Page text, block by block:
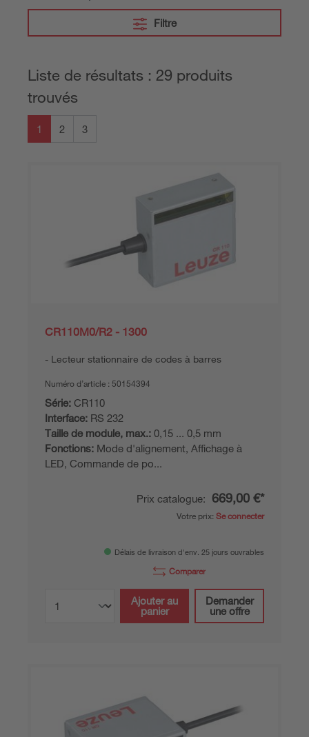
Filtre
Liste de résultats : 29 produits
trouvés
1 2 3
CR110M0/R2 - 1300
Lecteur stationnaire de codes à barres
Numéro d’article : 50154394
Série: CR110
Interface: RS 232
Taille de module, max.: 0,15 ... 0,5 mm
Fonctions: Mode d'alignement, Affichage à
LED, Commande de po...
Prix catalogue: 669,00 €*
Votre prix: Se connecter
Délais de livraison d'env. 25 jours ouvrables
Comparer
Ajouter au
panier
Demander
une offre